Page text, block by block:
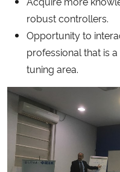
Secretaria-Geral
Secretaria de Governo
Gabinete de Segurança
Advocacia-Geral da União
Banco Central do Brasil
robust controllers.
Opportunity to
professional that is
tuning area.